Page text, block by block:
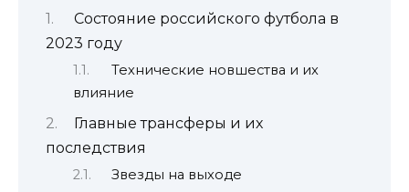
Состояние российского футбола в
2023 году
Технические новшества и их
влияние
Главные трансферы и их
последствия
Звезды на выходе